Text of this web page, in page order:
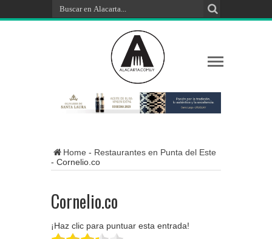
Home - Restaurantes en Punta del Este
- Cornelio.co
Cornelio.co
¡Haz clic para puntuar esta entrada!